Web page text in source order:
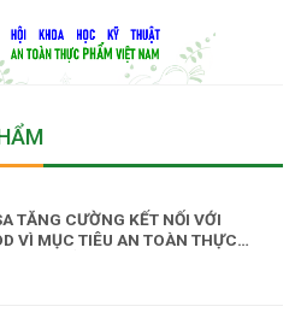
TĂNG CƯỜNG KẾT NỐI VỚI
VÌ MỤC TIÊU AN TOÀN THỰC